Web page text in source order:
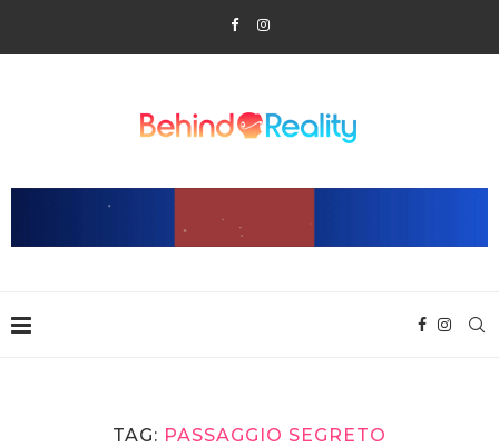
TAG: PASSAGGIO SEGRETO